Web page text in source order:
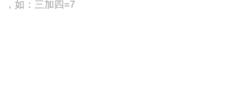
，如：三加四=7